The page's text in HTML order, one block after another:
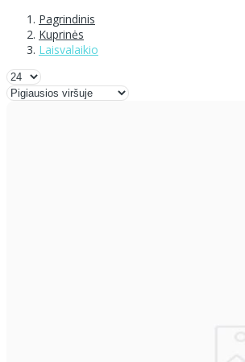
Pagrindinis
Kuprinės
Laisvalaikio